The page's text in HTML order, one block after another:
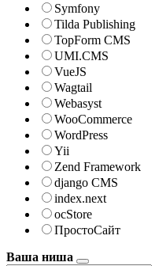
Symfony
Tilda Publishing
TopForm CMS
UMI.CMS
VueJS
Wagtail
Webasyst
WooCommerce
WordPress
Yii
Zend Framework
django CMS
index.next
ocStore
ПростоСайт
Ваша ниша